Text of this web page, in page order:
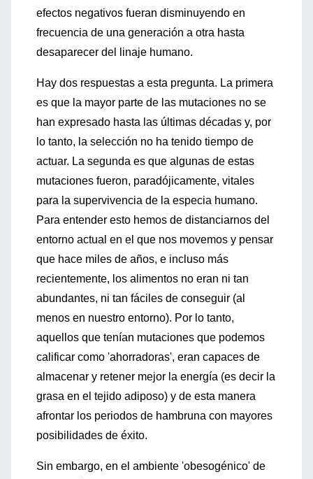
efectos negativos fueran disminuyendo en
frecuencia de una generación a otra hasta
desaparecer del linaje humano.
Hay dos respuestas a esta pregunta. La primera
es que la mayor parte de las mutaciones no se
han expresado hasta las últimas décadas y, por
lo tanto, la selección no ha tenido tiempo de
actuar. La segunda es que algunas de estas
mutaciones fueron, paradójicamente, vitales
para la supervivencia de la especia humano.
Para entender esto hemos de distanciarnos del
entorno actual en el que nos movemos y pensar
que hace miles de años, e incluso más
recientemente, los alimentos no eran ni tan
abundantes, ni tan fáciles de conseguir (al
menos en nuestro entorno). Por lo tanto,
aquellos que tenían mutaciones que podemos
calificar como 'ahorradoras', eran capaces de
almacenar y retener mejor la energía (es decir la
grasa en el tejido adiposo) y de esta manera
afrontar los periodos de hambruna con mayores
posibilidades de éxito.
Sin embargo, en el ambiente 'obesogénico' de